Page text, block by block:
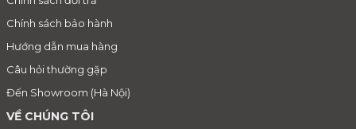
Chính sách bảo hành
Hướng dẫn mua hàng
Câu hỏi thường gặp
Đến Showroom (Hà Nội)
VỀ CHÚNG TÔI